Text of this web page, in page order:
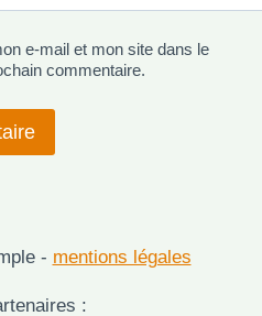
e-mail et mon site dans le
commentaire.
- mentions légales
: